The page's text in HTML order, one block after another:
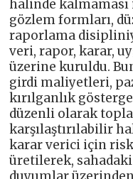
halinde kalmaması
gözlem formları,
raporlama
veri, rapor, karar,
üzerine kuruldu.
girdi maliyetleri,
kırılganlık
düzenli olarak
karşılaştırılabilir
karar verici için
üretilerek,